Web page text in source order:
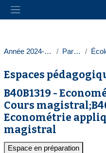
Passer au contenu principal
Panneau latéral
Année 2024-2025 Paris 1
Espaces
B40B1319 -
Cours
Econométrie
magistral
Espace en préparation